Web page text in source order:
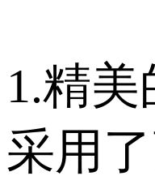
1.精美
采用